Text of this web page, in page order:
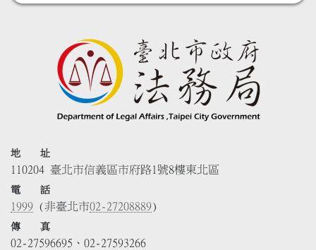
地 址
110204 臺北市信義區市府路1號8樓東北區
電 話
1999 (非臺北市02-27208889)
傳 真
02-27596695、02-27593266